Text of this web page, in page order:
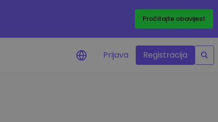
Pročitajte obavijest
Prijava Registracija